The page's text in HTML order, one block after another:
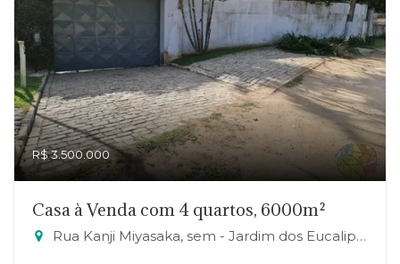
R$ 3.500.000
Casa à Venda com 4 quartos, 6000m²
Rua Kanji Miyasaka, sem - Jardim dos Eucaliptos, Ribeirão Pires-SP